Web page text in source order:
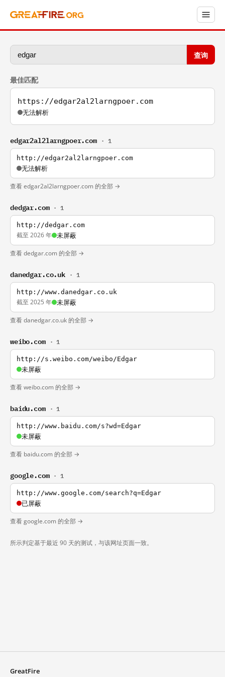
查询
最佳匹配
https://edgar2al2larngpoer.com
无法解析
edgar2al2larngpoer.com · 1
http://edgar2al2larngpoer.com
无法解析
查看 edgar2al2larngpoer.com 的全部 →
dedgar.com · 1
http://dedgar.com
截至 2026 年 未屏蔽
查看 dedgar.com 的全部 →
danedgar.co.uk · 1
http://www.danedgar.co.uk
截至 2025 年 未屏蔽
查看 danedgar.co.uk 的全部 →
weibo.com · 1
http://s.weibo.com/weibo/Edgar
未屏蔽
查看 weibo.com 的全部 →
baidu.com · 1
http://www.baidu.com/s?wd=Edgar
未屏蔽
查看 baidu.com 的全部 →
google.com · 1
http://www.google.com/search?q=Edgar
已屏蔽
查看 google.com 的全部 →
所示判定基于最近 90 天的测试，与该网址页面一致。
GreatFire